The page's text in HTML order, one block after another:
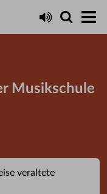
Musikschule
veraltete